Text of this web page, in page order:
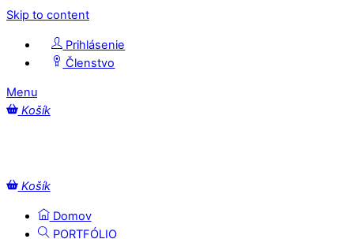
Skip to content
Prihlásenie
Členstvo
Menu
Košík
Košík
Domov
PORTFÓLIO